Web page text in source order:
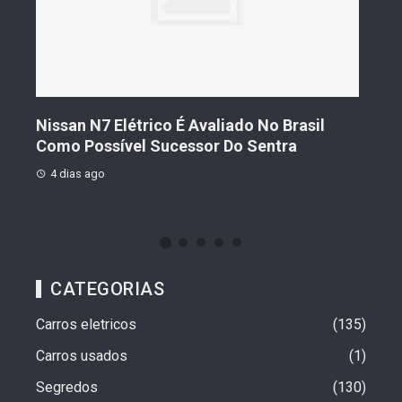
Geely Celebra Um Ano No Brasil Com
Vendas Que Ultrapassam 25 Mil Veículos
4 dias ago
CATEGORIAS
Carros eletricos
135
Carros usados
1
Segredos
130